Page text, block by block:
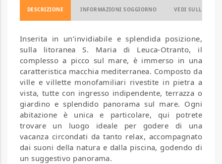
DESCRIZIONE INFORMAZIONI SOGGIORNO VEDI SULLA
Inserita in un’invidiabile e splendida posizione,
sulla litoranea S. Maria di Leuca-Otranto, il
complesso a picco sul mare, è immerso in una
caratteristica macchia mediterranea. Composto da
ville e villette monofamiliari rivestite in pietra a
vista, tutte con ingresso indipendente, terrazza o
giardino e splendido panorama sul mare. Ogni
abitazione è unica e particolare, qui potrete
trovare un luogo ideale per godere di una
vacanza circondati da tanto relax, accompagnato
dai suoni della natura e dalla piscina, godendo di
un suggestivo panorama.